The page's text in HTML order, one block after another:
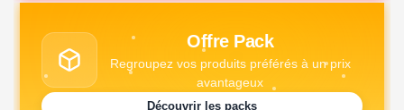
Offre Pack
Regroupez vos produits préférés à un prix
avantageux
Découvrir les packs